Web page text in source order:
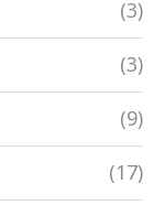
(3)
(3)
(9)
(17)